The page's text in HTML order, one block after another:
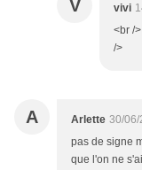
V vivi
<br /
/>
A Arlette 30/06/
pas de signe
que l'on ne